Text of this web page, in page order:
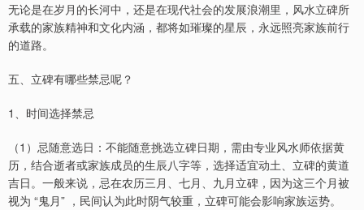
无论是在岁月的长河中，还是在现代社会的发展浪潮里，风水立碑所
承载的家族精神和文化内涵，都将如璀璨的星辰，永远照亮家族前行
的道路。
五、立碑有哪些禁忌呢？
1、时间选择禁忌
（1）忌随意选日：不能随意挑选立碑日期，需由专业风水师依据黄
历，结合逝者或家族成员的生辰八字等，选择适宜动土、立碑的黄道
吉日。一般来说，忌在农历三月、七月、九月立碑，因为这三个月被
视为 “鬼月” ，民间认为此时阴气较重，立碑可能会影响家族运势。